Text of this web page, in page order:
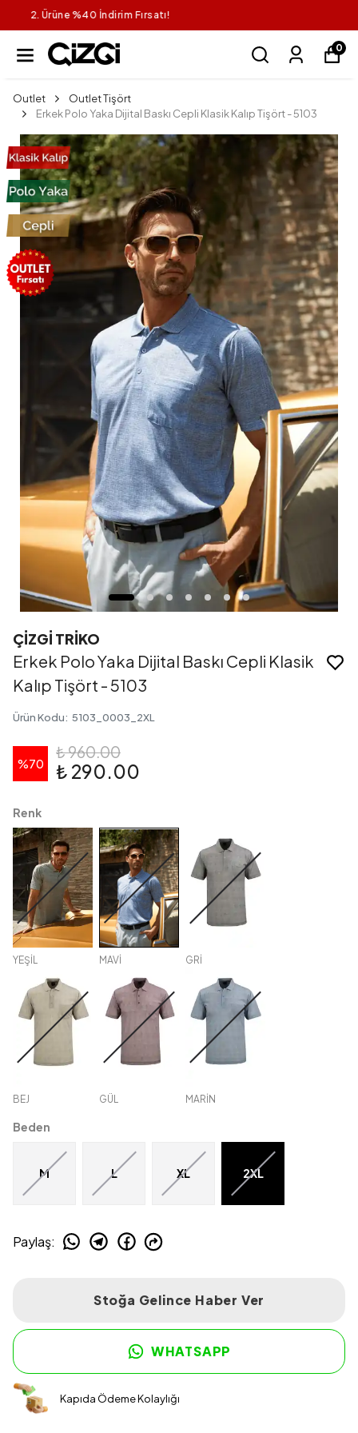
1 Alana 1 Bedava
0
Outlet
Outlet Tişört
Erkek Polo Yaka Dijital Baskı Cepli Klasik Kalıp Tişört - 5103
ÇİZGİ TRİKO
Erkek Polo Yaka Dijital Baskı Cepli Klasik
Kalıp Tişört - 5103
Ürün Kodu: 5103_0003_2XL
%70
₺ 960.00
₺ 290.00
Renk
YEŞİL MAVİ GRİ
BEJ GÜL MARİN
Beden
M L XL 2XL
Paylaş:
Stoğa Gelince Haber Ver
WHATSAPP
Kapıda Ödeme Kolaylığı